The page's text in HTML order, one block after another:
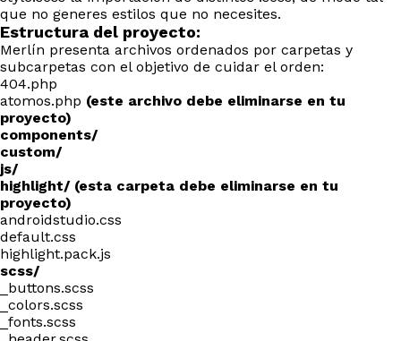
que no generes estilos que no necesites.
Estructura del proyecto:
Merlín presenta archivos ordenados por carpetas y
subcarpetas con el objetivo de cuidar el orden:
404.php
atomos.php (este archivo debe eliminarse en tu
proyecto)
components/
custom/
js/
highlight/ (esta carpeta debe eliminarse en tu
proyecto)
androidstudio.css
default.css
highlight.pack.js
scss/
_buttons.scss
_colors.scss
_fonts.scss